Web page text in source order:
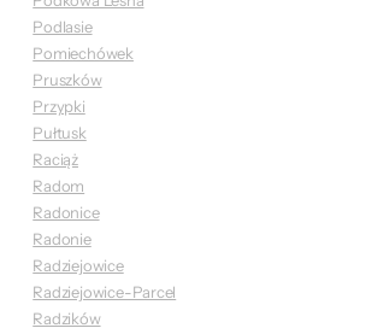
Podlasie
Pomiechówek
Pruszków
Przypki
Pułtusk
Raciąż
Radom
Radonice
Radonie
Radziejowice
Radziejowice-Parcel
Radzików